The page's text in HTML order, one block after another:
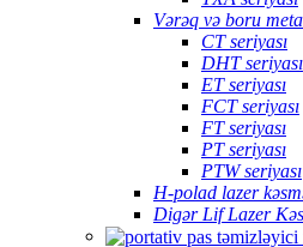
Vərəq və boru
CT seriyası
DHT seriyası
ET seriyası
FCT seriyası
FT seriyası
PT seriyası
PTW seriyası
H-polad lazer
Digər Lif Lazer